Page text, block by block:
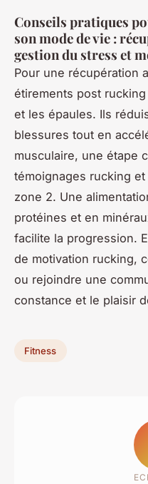
Conseils pratiques
son mode de vie :
gestion du stress et
Pour une récupération
étirements post
et les épaules. Ils
blessures tout en
musculaire, une étape
témoignages rucking et
zone 2. Une
protéines et en
facilite la progression.
de motivation rucking,
ou rejoindre une
constance et le plaisir
Fitness